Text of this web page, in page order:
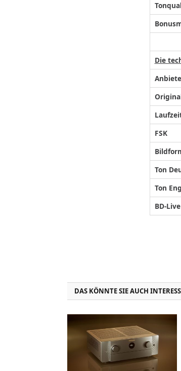
Die
FSK
Ton
Ton
BD-Live
DAS KÖNNTE SIE AUCH